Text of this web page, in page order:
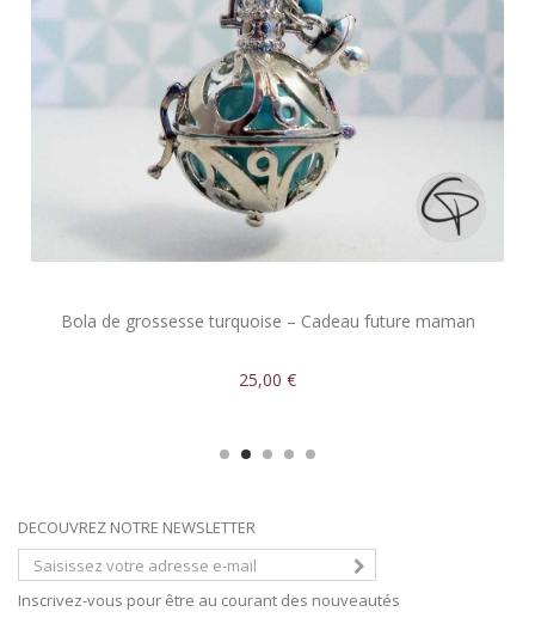
Bola de grossesse turquoise – Cadeau future maman
25,00 €
DECOUVREZ NOTRE NEWSLETTER
Inscrivez-vous pour être au courant des nouveautés